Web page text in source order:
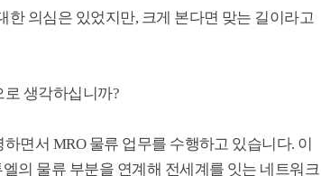
의심은 있었지만, 크게 본다면 맞는 길이라고
생각하십니까?
면서 MRO 물류 업무를 수행하고 있습니다. 이
의 물류 부분을 연계해 전세계를 잇는 네트워크